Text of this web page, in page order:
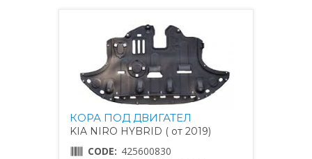
КОРА ПОД ДВИГАТЕЛ
KIA NIRO HYBRID ( от 2019)
CODE: 425600830